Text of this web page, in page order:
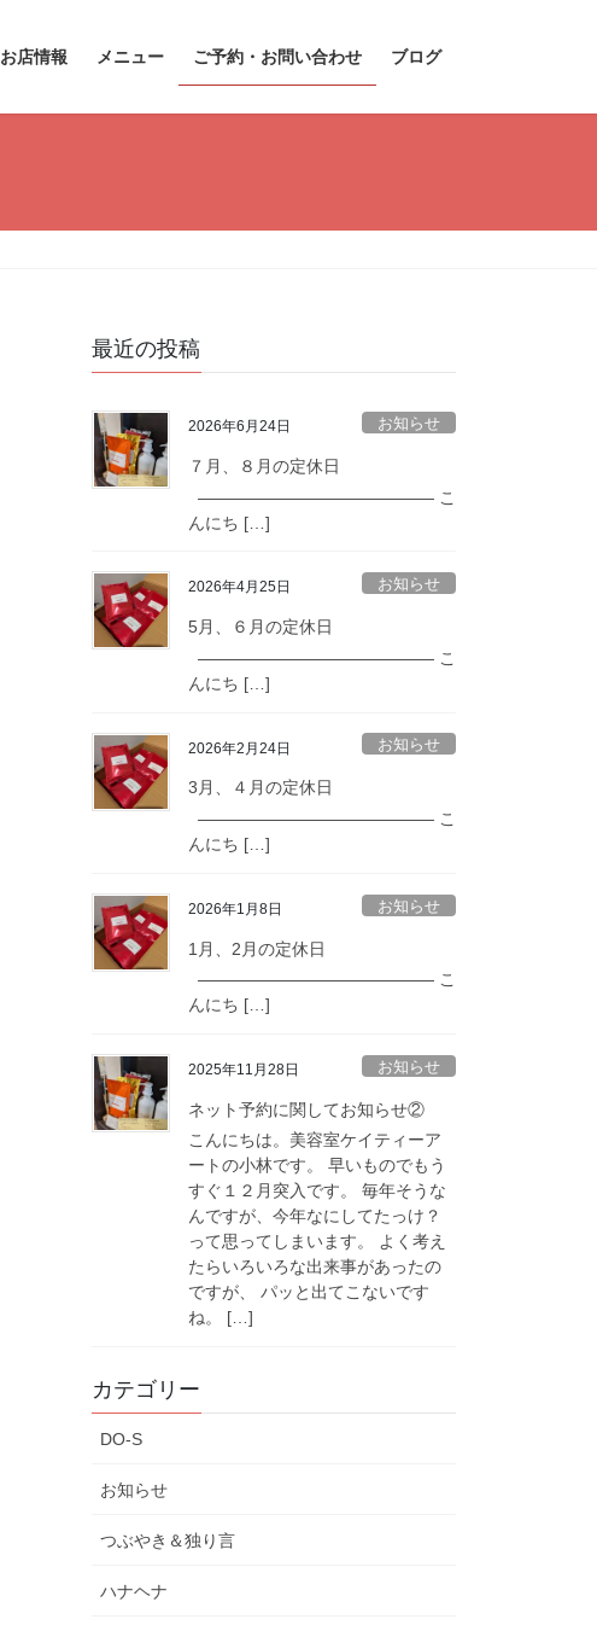
お店情報 メニュー ご予約・お問い合わせ ブログ
最近の投稿
2026年6月24日 お知らせ
７月、８月の定休日
—————————————— こ
んにち […]
2026年4月25日 お知らせ
5月、６月の定休日
—————————————— こ
んにち […]
2026年2月24日 お知らせ
3月、４月の定休日
—————————————— こ
んにち […]
2026年1月8日 お知らせ
1月、2月の定休日
—————————————— こ
んにち […]
2025年11月28日 お知らせ
ネット予約に関してお知らせ②
こんにちは。美容室ケイティーア
ートの小林です。 早いものでもう
すぐ１２月突入です。 毎年そうな
んですが、今年なにしてたっけ？
って思ってしまいます。 よく考え
たらいろいろな出来事があったの
ですが、 パッと出てこないです
ね。 […]
カテゴリー
DO-S
お知らせ
つぶやき＆独り言
ハナヘナ